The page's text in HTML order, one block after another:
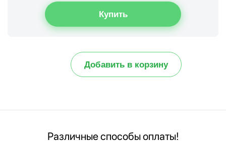
Добавить в корзину
Различные способы оплаты!